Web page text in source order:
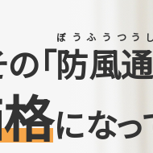
「防風
になっ